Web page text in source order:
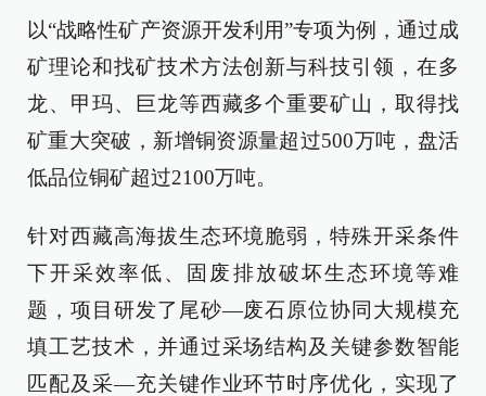
以“战略性矿产资源开发利用”专项为例，通过成
矿理论和找矿技术方法创新与科技引领，在多
龙、甲玛、巨龙等西藏多个重要矿山，取得找
矿重大突破，新增铜资源量超过500万吨，盘活
低品位铜矿超过2100万吨。
针对西藏高海拔生态环境脆弱，特殊开采条件
下开采效率低、固废排放破坏生态环境等难
题，项目研发了尾砂—废石原位协同大规模充
填工艺技术，并通过采场结构及关键参数智能
匹配及采—充关键作业环节时序优化，实现了